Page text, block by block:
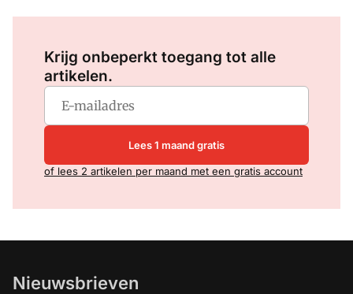
Krijg onbeperkt toegang tot alle
artikelen.
Lees 1 maand gratis
of lees 2 artikelen per maand met een gratis account
Nieuwsbrieven